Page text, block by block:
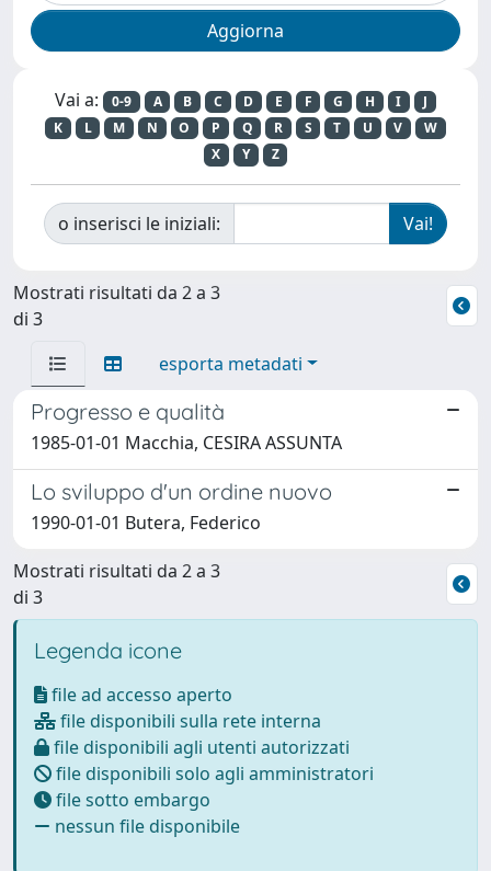
Vai a: 0-9 A B C D E F G H I
J
K
L M N O P Q R S T U V
W
X
Y Z
o inserisci le iniziali:
Mostrati risultati da 2 a 3
di 3
esporta metadati
Progresso e qualità
1985-01-01 Macchia, CESIRA ASSUNTA
Lo sviluppo d'un ordine nuovo
1990-01-01 Butera, Federico
Mostrati risultati da 2 a 3
di 3
Legenda icone
file ad accesso aperto
file disponibili sulla rete interna
file disponibili agli utenti autorizzati
file disponibili solo agli amministratori
file sotto embargo
nessun file disponibile